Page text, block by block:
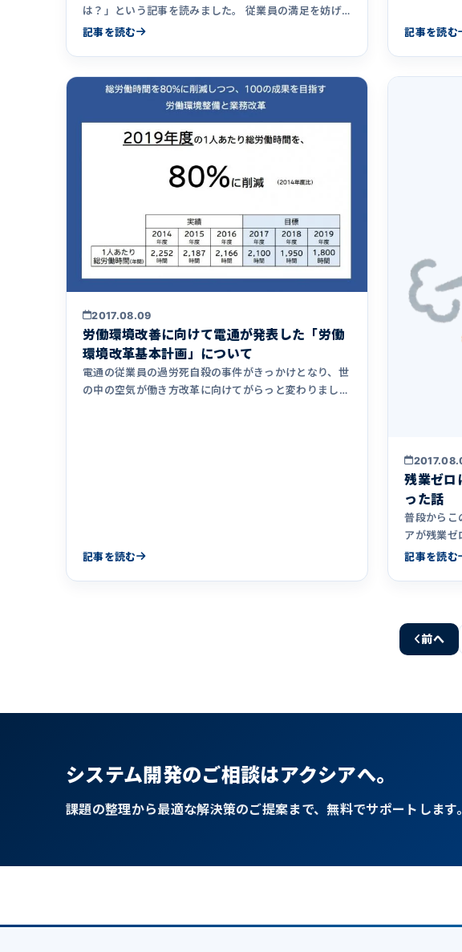
は？」という記事を読みました。 従業員の満足を妨げ
る「働き方改革」の矛盾点&hellip;
記事を読む 記事を読む
2017.08.09
労働環境改善に向けて電通が発表した「労働
環境改革基本計画」について
電通の従業員の過労死自殺の事件がきっかけとなり、世
の中の空気が働き方改革に向けてがらっと変わりまし
記事を読む
残業ゼロ
った話
普段からこ
アが残業ゼ
知だと思い
記事を読む
前へ
システム開発のご相談はアクシアへ。
課題の整理から最適な解決策のご提案まで、無料でサポートします。